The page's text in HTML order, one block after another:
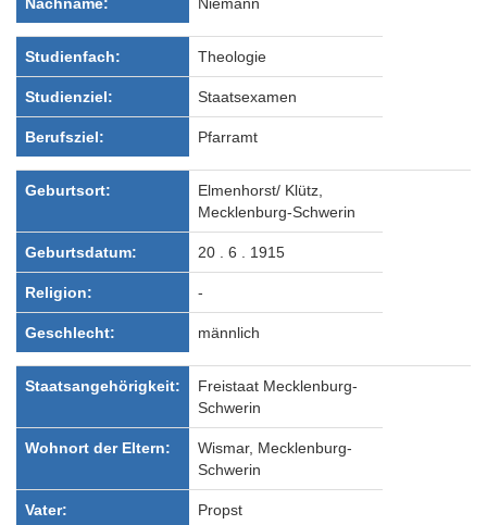
Studienfach: Theologie
Studienziel: Staatsexamen
Berufsziel: Pfarramt
Geburtsort:
Elmenhorst/ Klütz,
Mecklenburg-Schwerin
Geburtsdatum: 20 . 6 . 1915
Religion: -
Geschlecht: männlich
Staatsangehörigkeit:
Freistaat Mecklenburg-
Schwerin
Wohnort der Eltern:
Wismar, Mecklenburg-
Schwerin
Vater: Propst